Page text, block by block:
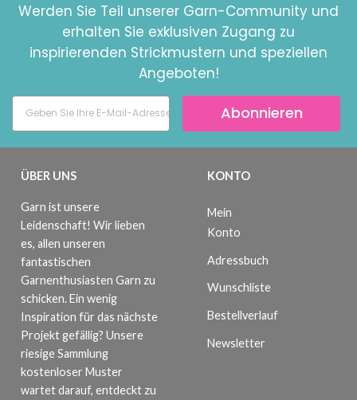
Werden Sie Teil unserer Garn-Community und
erhalten Sie exklusiven Zugang zu
inspirierenden Strickmustern und speziellen
Angeboten!
Abonnieren
ÜBER UNS
Garn ist unsere
Leidenschaft! Wir lieben
es, allen unseren
fantastischen
Garnenthusiasten Garn zu
schicken. Ein wenig
Inspiration für das nächste
Projekt gefällig? Unsere
riesige Sammlung
kostenloser Muster
wartet darauf, entdeckt zu
KONTO
Mein
Konto
Adressbuch
Wunschliste
Bestellverlauf
Newsletter